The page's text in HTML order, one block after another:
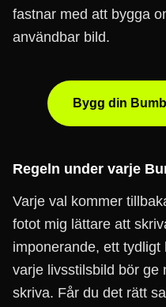
fastnar med att bygga
användbar bild.
Bygg din
Regeln under varje
Varje val kommer
fotot mig lättare att
imponerande, ett
varje livsstilsbild bör ge
skriva. Får du det rätt